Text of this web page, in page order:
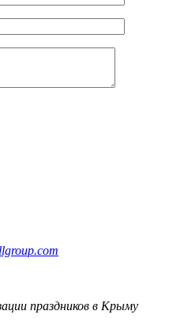
праздников в Крыму